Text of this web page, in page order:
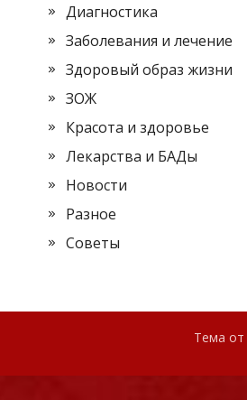
Диагностика
Заболевания и лечение
Здоровый образ жизни
ЗОЖ
Красота и здоровье
Лекарства и БАДы
Новости
Разное
Советы
Тема от